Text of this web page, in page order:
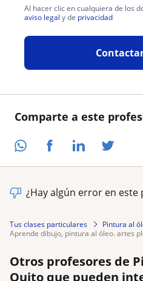
Comparte a este
Al hacer clic en cualquiera de los
aviso legal y de privacidad
¿Hay algún error en este
Tus clases particulares Pintura al
aprende dibujo, pintura al óleo. artes
Otros profesores de
Quito que pueden